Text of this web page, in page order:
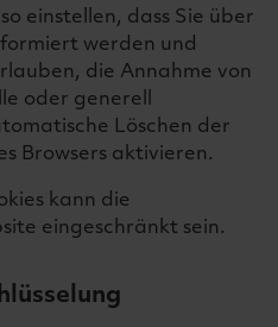
einstellen, dass Sie über
werden und
die Annahme von
oder generell
Löschen der
Browsers aktivieren.
kann die
eingeschränkt sein.